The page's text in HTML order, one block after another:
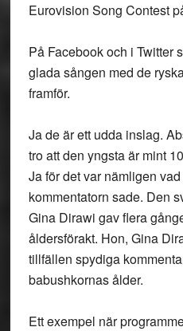
Eurovision Song Contest
På Facebook och i Twitter
glada sången med de
framför.
Ja de är ett udda inslag.
tro att den yngsta är mint
Ja för det var nämligen
kommentatorn sade. Den
Gina Dirawi gav flera
åldersförakt. Hon, Gina
tillfällen spydiga
babushkornas ålder.
Ett exempel när